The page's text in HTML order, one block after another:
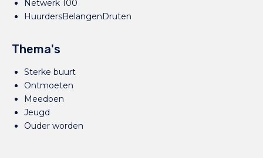
Netwerk 100
HuurdersBelangenDruten
Thema's
Sterke buurt
Ontmoeten
Meedoen
Jeugd
Ouder worden